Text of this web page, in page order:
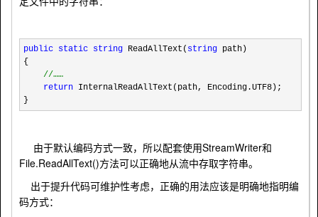
public static string ReadAllText( string path)
{
//……
return InternalReadAllText(path, Encoding.UTF8);
}
由于默认编码方式一致，所以配套使用StreamWriter和
File.ReadAllText()方法可以正确地从流中存取字符串。
出于提升代码可维护性考虑，正确的用法应该是明确地指明编
码方式：